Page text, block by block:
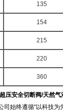
135
154
215
220
360
压安全切断阀/天然气
司始终遵循“以科技为